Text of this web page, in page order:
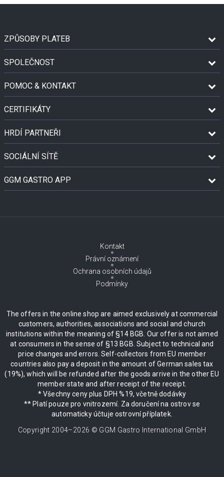
ZPŮSOBY PLATEB
SPOLEČNOST
POMOC & KONTAKT
CERTIFIKÁTY
HRDÍ PARTNEŘI
SOCIÁLNÍ SÍTĚ
GGM GASTRO APP
Kontakt
Právní oznámení
Ochrana osobních údajů
Podmínky
The offers in the online shop are aimed exclusively at commercial
customers, authorities, associations and social and church
institutions within the meaning of §14 BGB. Our offer is not aimed
at consumers in the sense of §13 BGB. Subject to technical and
price changes and errors. Self-collectors from EU member
countries also pay a deposit in the amount of German sales tax
(19%), which will be refunded after the goods arrive in the other EU
member state and after receipt of the receipt.
* Všechny ceny plus DPH %19, včetně dodávky
** Platí pouze pro vnitrozemí. Za doručení na ostrov se
automaticky účtuje ostrovní příplatek.
Copyright 2004–2026 © GGM Gastro International GmbH